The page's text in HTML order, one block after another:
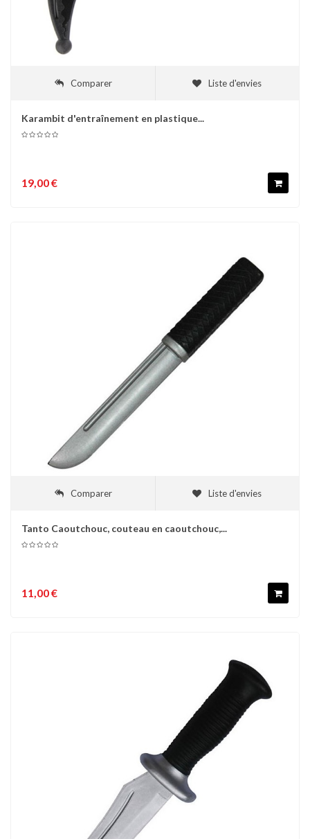
Comparer Liste d'envies
Karambit d'entraînement en plastique...
19,00 €
Comparer Liste d'envies
Tanto Caoutchouc, couteau en caoutchouc,...
11,00 €